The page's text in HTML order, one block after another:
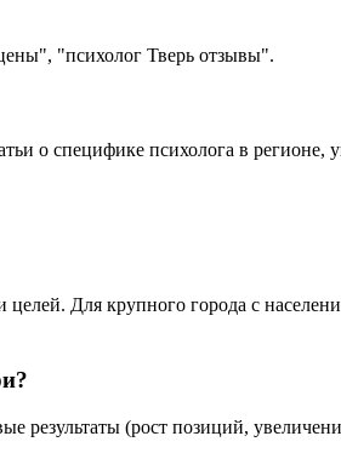
"психолог Тверь отзывы".
о специфике психолога в
Для крупного города с
результаты (рост позиций,